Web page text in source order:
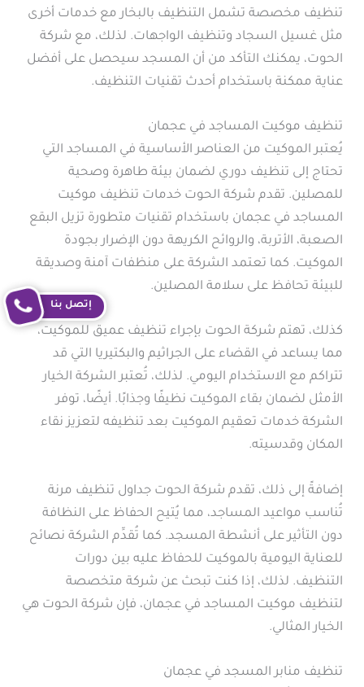
تنظيف مخصصة تشمل التنظيف بالبخار مع خدمات أخرى
مثل غسيل السجاد وتنظيف الواجهات. لذلك، مع شركة
الحوت، يمكنك التأكد من أن المسجد سيحصل على أفضل
عناية ممكنة باستخدام أحدث تقنيات التنظيف.
تنظيف موكيت المساجد في عجمان
يُعتبر الموكيت من العناصر الأساسية في المساجد التي
تحتاج إلى تنظيف دوري لضمان بيئة طاهرة وصحية
للمصلين. تقدم شركة الحوت خدمات تنظيف موكيت
المساجد في عجمان باستخدام تقنيات متطورة تزيل البقع
الصعبة، الأتربة، والروائح الكريهة دون الإضرار بجودة
الموكيت. كما تعتمد الشركة على منظفات آمنة وصديقة
للبيئة تحافظ على سلامة المصلين.
كذلك، تهتم شركة الحوت بإجراء تنظيف عميق للموكيت،
مما يساعد في القضاء على الجراثيم والبكتيريا التي قد
تتراكم مع الاستخدام اليومي. لذلك، تُعتبر الشركة الخيار
الأمثل لضمان بقاء الموكيت نظيفًا وجذابًا. أيضًا، توفر
الشركة خدمات تعقيم الموكيت بعد تنظيفه لتعزيز نقاء
المكان وقدسيته.
إضافةً إلى ذلك، تقدم شركة الحوت جداول تنظيف مرنة
تُناسب مواعيد المساجد، مما يُتيح الحفاظ على النظافة
دون التأثير على أنشطة المسجد. كما تُقدِّم الشركة نصائح
للعناية اليومية بالموكيت للحفاظ عليه بين دورات
التنظيف. لذلك، إذا كنت تبحث عن شركة متخصصة
لتنظيف موكيت المساجد في عجمان، فإن شركة الحوت هي
الخيار المثالي.
تنظيف منابر المسجد في عجمان
إتصل بنا